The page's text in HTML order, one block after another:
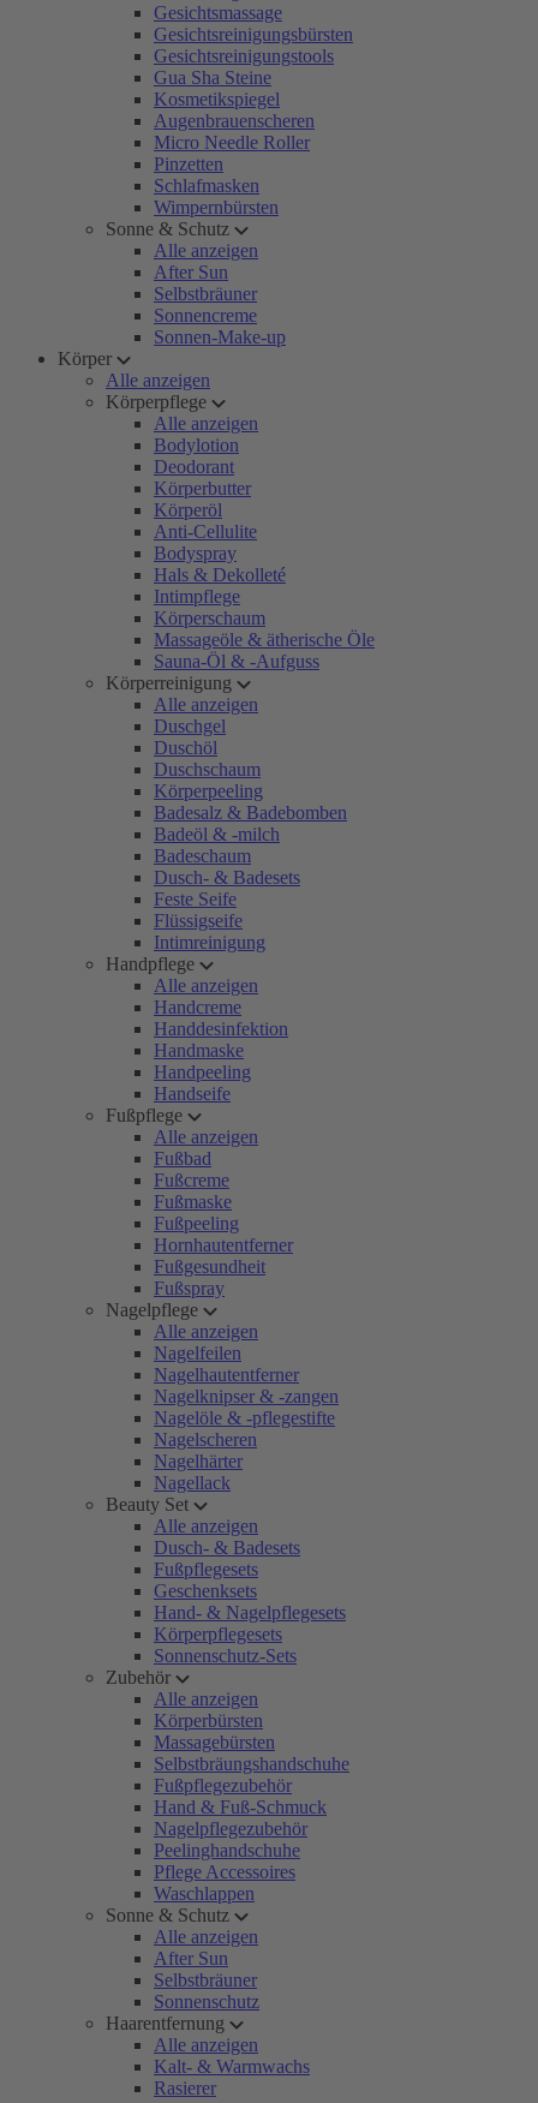
Gesichtsmassage
Gesichtsreinigungsbürsten
Gesichtsreinigungstools
Gua Sha Steine
Kosmetikspiegel
Augenbrauenscheren
Micro Needle Roller
Pinzetten
Schlafmasken
Wimpernbürsten
Sonne & Schutz
Alle anzeigen
After Sun
Selbstbräuner
Sonnencreme
Sonnen-Make-up
Körper
Alle anzeigen
Körperpflege
Alle anzeigen
Bodylotion
Deodorant
Körperbutter
Körperöl
Anti-Cellulite
Bodyspray
Hals & Dekolleté
Intimpflege
Körperschaum
Massageöle & ätherische Öle
Sauna-Öl & -Aufguss
Körperreinigung
Alle anzeigen
Duschgel
Duschöl
Duschschaum
Körperpeeling
Badesalz & Badebomben
Badeöl & -milch
Badeschaum
Dusch- & Badesets
Feste Seife
Flüssigseife
Intimreinigung
Handpflege
Alle anzeigen
Handcreme
Handdesinfektion
Handmaske
Handpeeling
Handseife
Fußpflege
Alle anzeigen
Fußbad
Fußcreme
Fußmaske
Fußpeeling
Hornhautentferner
Fußgesundheit
Fußspray
Nagelpflege
Alle anzeigen
Nagelfeilen
Nagelhautentferner
Nagelknipser & -zangen
Nagelöle & -pflegestifte
Nagelscheren
Nagelhärter
Nagellack
Beauty Set
Alle anzeigen
Dusch- & Badesets
Fußpflegesets
Geschenksets
Hand- & Nagelpflegesets
Körperpflegesets
Sonnenschutz-Sets
Zubehör
Alle anzeigen
Körperbürsten
Massagebürsten
Selbstbräungshandschuhe
Fußpflegezubehör
Hand & Fuß-Schmuck
Nagelpflegezubehör
Peelinghandschuhe
Pflege Accessoires
Waschlappen
Sonne & Schutz
Alle anzeigen
After Sun
Selbstbräuner
Sonnenschutz
Haarentfernung
Alle anzeigen
Kalt- & Warmwachs
Rasierer